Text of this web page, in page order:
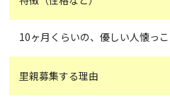
10ヶ月くらいの、優しい人懐っ
里親募集する理由